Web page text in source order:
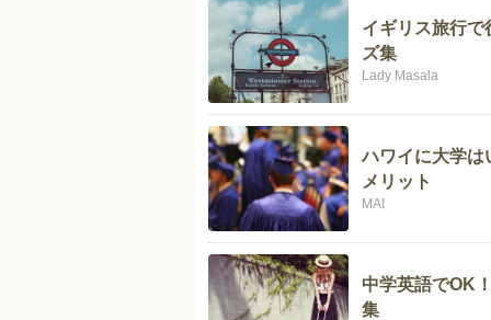
イギリス旅行で
ズ集
Lady Masala
ハワイに大学は
メリット
MAI
中学英語でOK
集